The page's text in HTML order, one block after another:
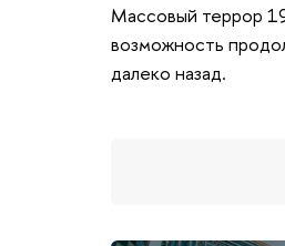
Массовый террор
возможность
далеко назад.